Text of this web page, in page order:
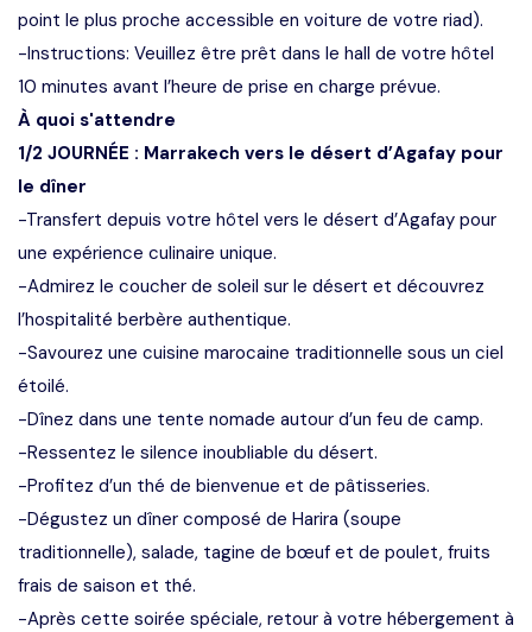
point le plus proche accessible en voiture de votre riad).
-Instructions: Veuillez être prêt dans le hall de votre hôtel
10 minutes avant l’heure de prise en charge prévue.
À quoi s'attendre
1/2 JOURNÉE : Marrakech vers le désert d’Agafay pour
le dîner
-Transfert depuis votre hôtel vers le désert d’Agafay pour
une expérience culinaire unique.
-Admirez le coucher de soleil sur le désert et découvrez
l’hospitalité berbère authentique.
-Savourez une cuisine marocaine traditionnelle sous un ciel
étoilé.
-Dînez dans une tente nomade autour d’un feu de camp.
-Ressentez le silence inoubliable du désert.
-Profitez d’un thé de bienvenue et de pâtisseries.
-Dégustez un dîner composé de Harira (soupe
traditionnelle), salade, tagine de bœuf et de poulet, fruits
frais de saison et thé.
-Après cette soirée spéciale, retour à votre hébergement à